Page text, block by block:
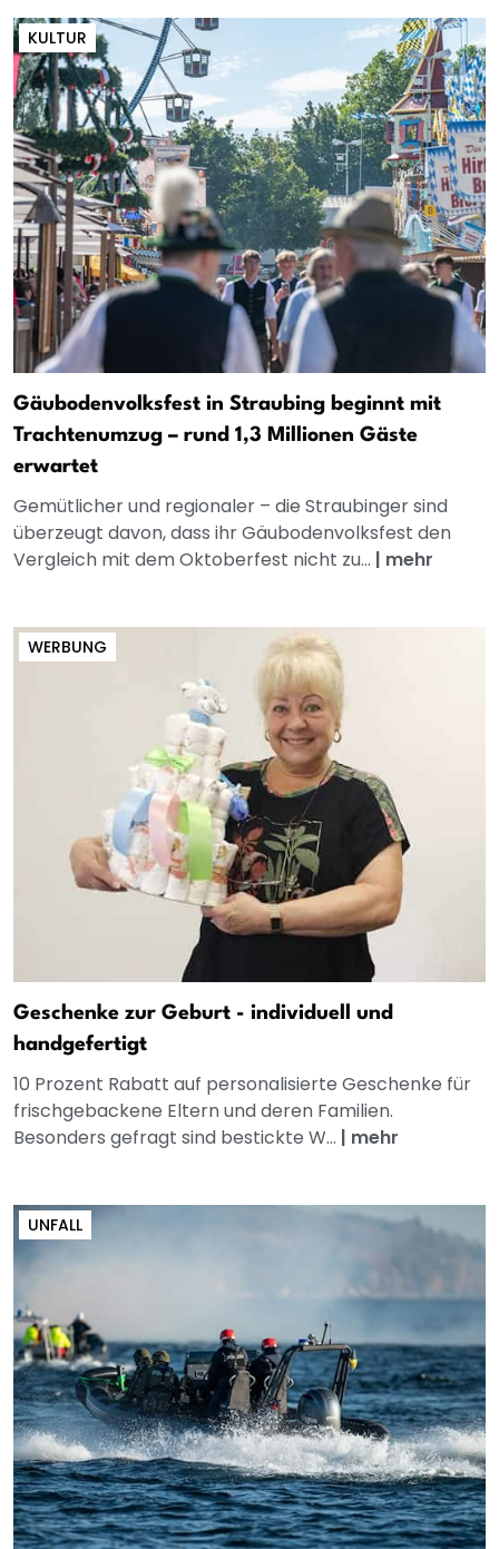
KULTUR
Gäubodenvolksfest in Straubing beginnt mit
Trachtenumzug – rund 1,3 Millionen Gäste
erwartet
Gemütlicher und regionaler – die Straubinger sind
überzeugt davon, dass ihr Gäubodenvolksfest den
Vergleich mit dem Oktoberfest nicht zu... | mehr
WERBUNG
Geschenke zur Geburt - individuell und
handgefertigt
10 Prozent Rabatt auf personalisierte Geschenke für
frischgebackene Eltern und deren Familien.
Besonders gefragt sind bestickte W... | mehr
UNFALL